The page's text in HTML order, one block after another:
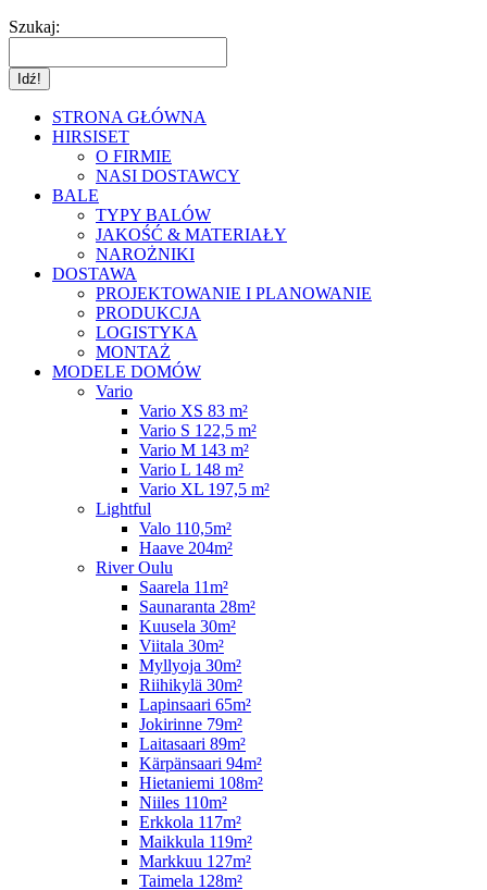
Szukaj:
STRONA GŁÓWNA
HIRSISET
O FIRMIE
NASI DOSTAWCY
BALE
TYPY BALÓW
JAKOŚĆ & MATERIAŁY
NAROŻNIKI
DOSTAWA
PROJEKTOWANIE I PLANOWANIE
PRODUKCJA
LOGISTYKA
MONTAŻ
MODELE DOMÓW
Vario
Vario XS 83 m²
Vario S 122,5 m²
Vario M 143 m²
Vario L 148 m²
Vario XL 197,5 m²
Lightful
Valo 110,5m²
Haave 204m²
River Oulu
Saarela 11m²
Saunaranta 28m²
Kuusela 30m²
Viitala 30m²
Myllyoja 30m²
Riihikylä 30m²
Lapinsaari 65m²
Jokirinne 79m²
Laitasaari 89m²
Kärpänsaari 94m²
Hietaniemi 108m²
Niiles 110m²
Erkkola 117m²
Maikkula 119m²
Markkuu 127m²
Taimela 128m²